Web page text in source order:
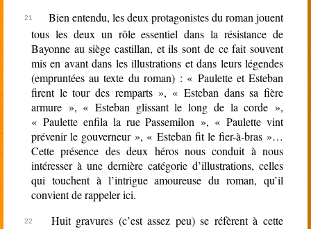
Bien entendu, les deux protagonistes du roman jouent
tous les deux un rôle essentiel dans la résistance de
Bayonne au siège castillan, et ils sont de ce fait souvent
mis en avant dans les illustrations et dans leurs légendes
(empruntées au texte du roman) : « Paulette et Esteban
firent le tour des remparts », « Esteban dans sa fière
armure », « Esteban glissant le long de la corde »,
« Paulette enfila la rue Passemilon », « Paulette vint
prévenir le gouverneur », « Esteban fit le fier-à-bras »…
Cette présence des deux héros nous conduit à nous
intéresser à une dernière catégorie d’illustrations, celles
qui touchent à l’intrigue amoureuse du roman, qu’il
convient de rappeler ici.
Huit gravures (c’est assez peu) se réfèrent à cette